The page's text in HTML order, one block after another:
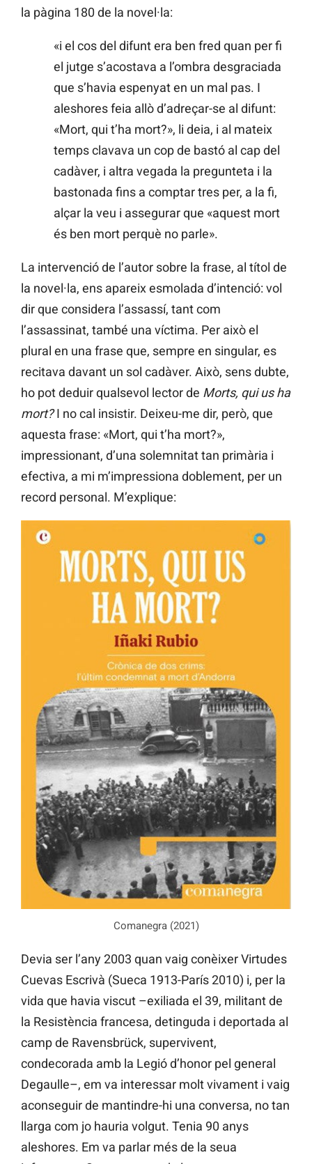
la pàgina 180 de la novel·la:
«i el cos del difunt era ben fred quan per fi
el jutge s’acostava a l’ombra desgraciada
que s’havia espenyat en un mal pas. I
aleshores feia allò d’adreçar-se al difunt:
«Mort, qui t’ha mort?», li deia, i al mateix
temps clavava un cop de bastó al cap del
cadàver, i altra vegada la pregunteta i la
bastonada fins a comptar tres per, a la fi,
alçar la veu i assegurar que «aquest mort
és ben mort perquè no parle».
La intervenció de l’autor sobre la frase, al títol de
la novel·la, ens apareix esmolada d’intenció: vol
dir que considera l’assassí, tant com
l’assassinat, també una víctima. Per això el
plural en una frase que, sempre en singular, es
recitava davant un sol cadàver. Això, sens dubte,
ho pot deduir qualsevol lector de Morts, qui us ha
mort?I no cal insistir. Deixeu-me dir, però, que
aquesta frase: «Mort, qui t’ha mort?»,
impressionant, d’una solemnitat tan primària i
efectiva, a mi m’impressiona doblement, per un
record personal. M’explique:
Comanegra (2021)
Devia ser l’any 2003 quan vaig conèixer Virtudes
Cuevas Escrivà (Sueca 1913-París 2010) i, per la
vida que havia viscut –exiliada el 39, militant de
la Resistència francesa, detinguda i deportada al
camp de Ravensbrück, supervivent,
condecorada amb la Legió d’honor pel general
Degaulle–, em va interessar molt vivament i vaig
aconseguir de mantindre-hi una conversa, no tan
llarga com jo hauria volgut. Tenia 90 anys
aleshores. Em va parlar més de la seua